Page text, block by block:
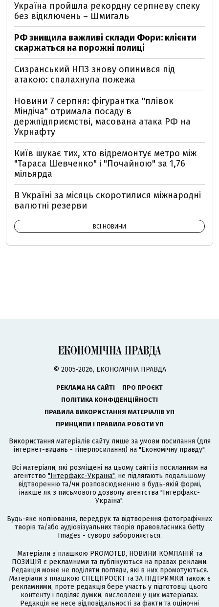
Україна пройшла рекордну серпневу спеку
без відключень – Шмигаль
РФ знищила важливі склади Фори: клієнти
скаржаться на порожні полиці
Сизранський НПЗ знову опинився під
атакою: спалахнула пожежа
Новини 7 серпня: фігурантка "плівок
Міндіча" отримала посаду в
держпідприємстві, масована атака РФ на
Укрнафту
Київ шукає тих, хто відремонтує метро між
"Тараса Шевченко" і "Почайною" за 1,76
мільярда
В Україні за місяць скоротилися міжнародні
валютні резерви
ВСІ НОВИНИ
© 2005-2026, ЕКОНОМІЧНА ПРАВДА
РЕКЛАМА НА САЙТІ
ПРО ПРОЄКТ
ПОЛІТИКА КОНФІДЕНЦІЙНОСТІ
ПРАВИЛА ВИКОРИСТАННЯ МАТЕРІАЛІВ УП
ПРИНЦИПИ І ПРАВИЛА РОБОТИ УП
Використання матеріалів сайту лише за умови посилання (для
інтернет-видань - гіперпосилання) на "Економічну правду".
Всі матеріали, які розміщені на цьому сайті із посиланням на
агентство "Інтерфакс-Україна", не підлягають подальшому
відтворенню та/чи розповсюдженню в будь-якій формі,
інакше як з письмового дозволу агентства "Інтерфакс-
Україна".
Будь-яке копіювання, передрук та відтворення фотографічних
творів та/або аудіовізуальних творів правовласника Getty
Images - суворо забороняється.
Матеріали з плашкою PROMOTED, НОВИНИ КОМПАНІЙ та
ПОЗИЦІЯ є рекламними та публікуються на правах реклами.
Редакція може не поділяти погляди, які в них промотуються.
Матеріали з плашкою СПЕЦПРОЄКТ та ЗА ПІДТРИМКИ також є
рекламними, проте редакція бере участь у підготовці цього
контенту і поділяє думки, висловлені у цих матеріалах.
Редакція не несе відповідальності за факти та оціночні